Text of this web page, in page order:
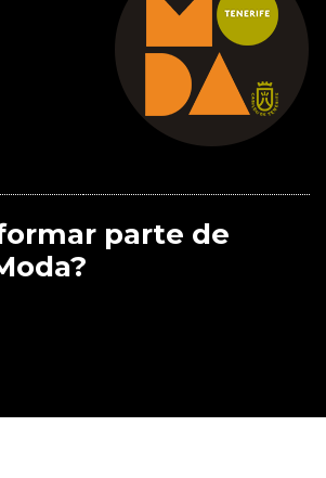
parte de